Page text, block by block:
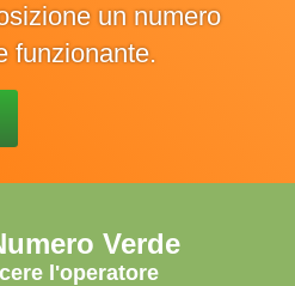
un numero
funzionante.
Verde
l'operatore